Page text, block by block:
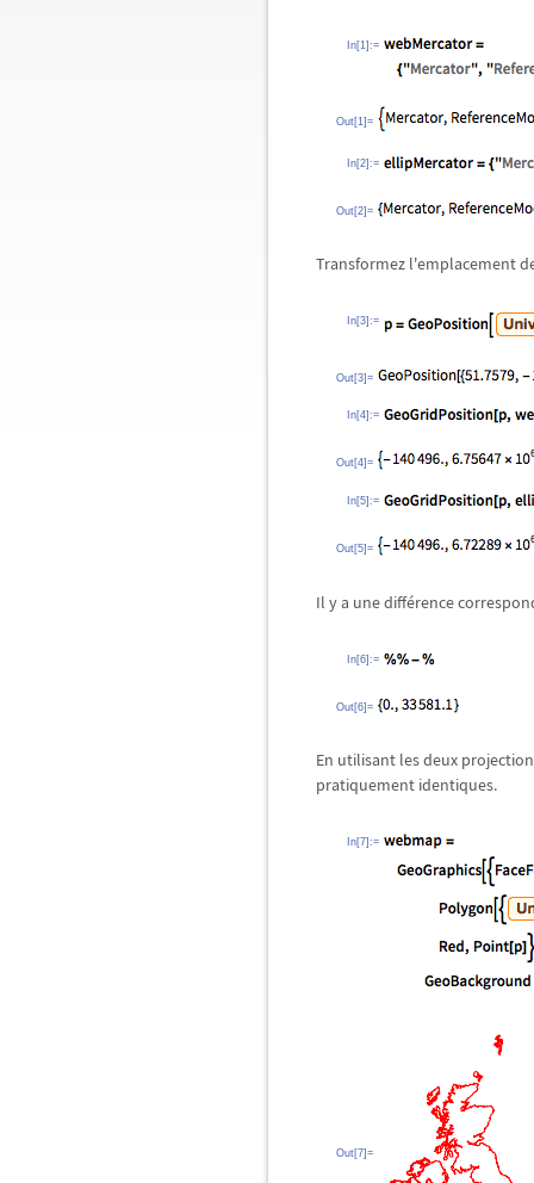
In[1]:=
Out[1]=
In[2]:=
Out[2]=
Transformez l'emplacement
In[3]:=
Out[3]=
In[4]:=
Out[4]=
In[5]:=
Out[5]=
Il y a une différence
In[6]:=
Out[6]=
En utilisant les deux
pratiquement identiques.
In[7]:=
Out[7]=